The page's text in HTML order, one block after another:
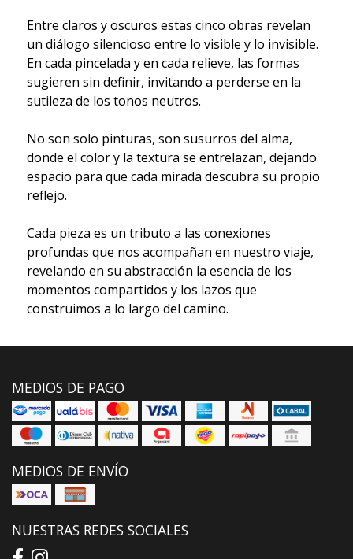
Entre claros y oscuros estas cinco obras revelan
un diálogo silencioso entre lo visible y lo invisible.
En cada pincelada y en cada relieve, las formas
sugieren sin definir, invitando a perderse en la
sutileza de los tonos neutros.
No son solo pinturas, son susurros del alma,
donde el color y la textura se entrelazan, dejando
espacio para que cada mirada descubra su propio
reflejo.
Cada pieza es un tributo a las conexiones
profundas que nos acompañan en nuestro viaje,
revelando en su abstracción la esencia de los
momentos compartidos y los lazos que
construimos a lo largo del camino.
MEDIOS DE PAGO
MEDIOS DE ENVÍO
NUESTRAS REDES SOCIALES